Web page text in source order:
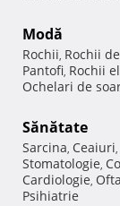
Modă
Rochii, Rochii
Pantofi, Rochii
Ochelari de
Sănătate
Sarcina, Ceaiuri,
Stomatologie,
Cardiologie,
Psihiatrie